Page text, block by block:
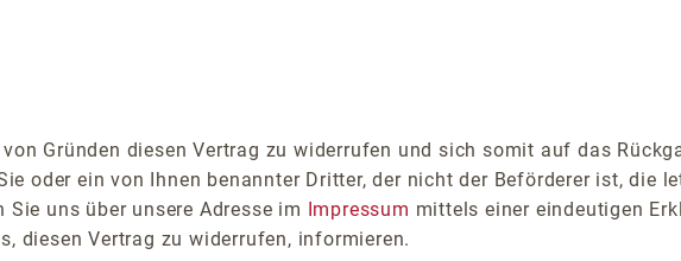
Gründen diesen Vertrag zu widerrufen und sich somit auf das
oder ein von Ihnen benannter Dritter, der nicht der Beförderer ist, die
uns über unsere Adresse im Impressum mittels einer eindeutigen
diesen Vertrag zu widerrufen, informieren.